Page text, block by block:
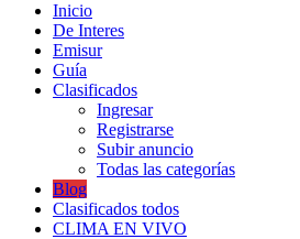
Inicio
De Interes
Emisur
Guía
Clasificados
Ingresar
Registrarse
Subir anuncio
Todas las categorías
Blog
Clasificados todos
CLIMA EN VIVO